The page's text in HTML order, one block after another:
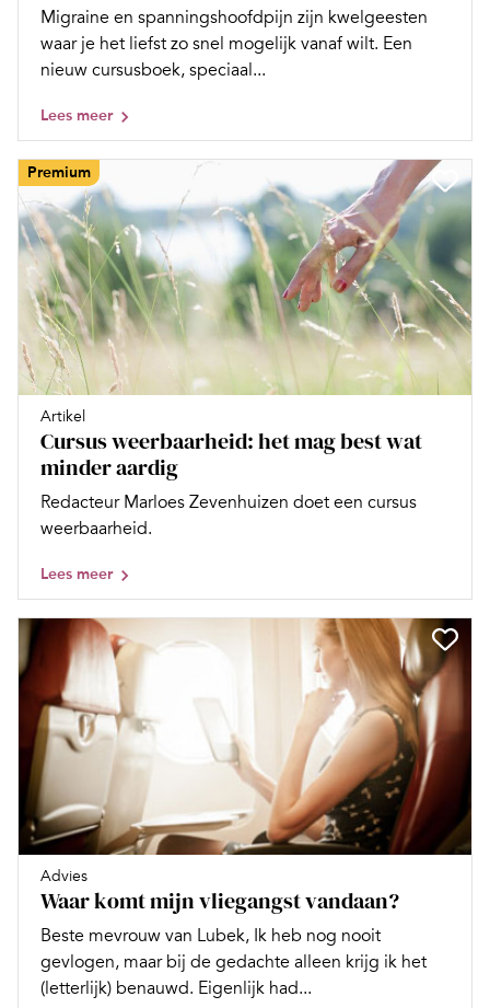
Migraine en spanningshoofdpijn zijn kwelgeesten
waar je het liefst zo snel mogelijk vanaf wilt. Een
nieuw cursusboek, speciaal...
Lees meer
Premium
Artikel
Cursus weerbaarheid: het mag best wat
minder aardig
Redacteur Marloes Zevenhuizen doet een cursus
weerbaarheid.
Lees meer
Advies
Waar komt mijn vliegangst vandaan?
Beste mevrouw van Lubek, Ik heb nog nooit
gevlogen, maar bij de gedachte alleen krijg ik het
(letterlijk) benauwd. Eigenlijk had...